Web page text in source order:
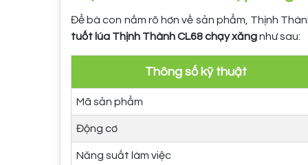
Để bà con nắm rõ hơn về sản phẩm, Thịnh
tuốt lúa Thịnh Thành CL68 chạy xăngnhư sau:
Thông số kỹ thuật
Mã sản phẩm
Động cơ
Năng suất làm việc